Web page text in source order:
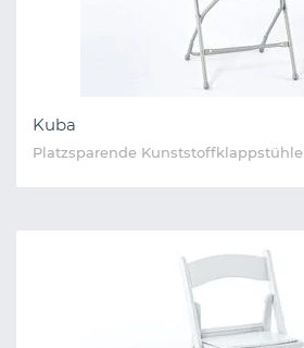
Kuba
Platzsparende Kunststoffklappstühle